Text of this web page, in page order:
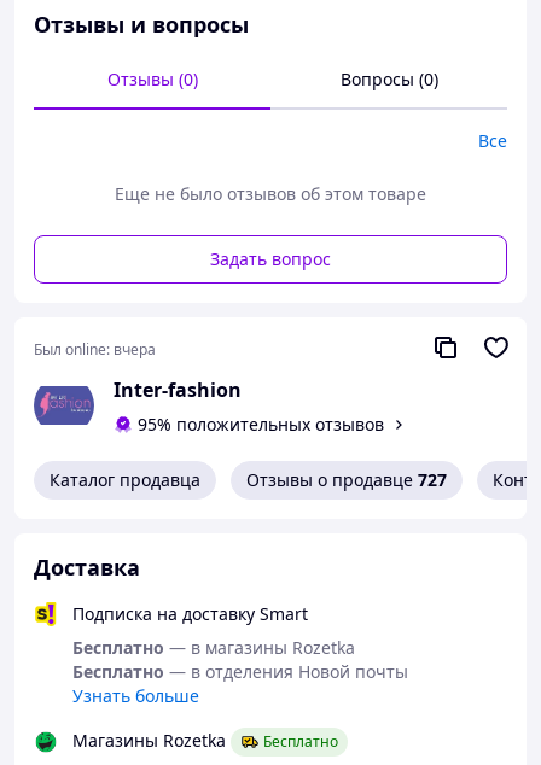
Отзывы и вопросы
Отзывы (0) Вопросы (0)
Все
Еще не было отзывов об этом товаре
Задать вопрос
Был online: вчера
Inter-fashion
95% положительных отзывов
Каталог продавца Отзывы о продавце 727
Доставка
Подписка на доставку Smart
Бесплатно — в магазины Rozetka
Бесплатно — в отделения Новой почты
Узнать больше
Магазины Rozetka
Бесплатно